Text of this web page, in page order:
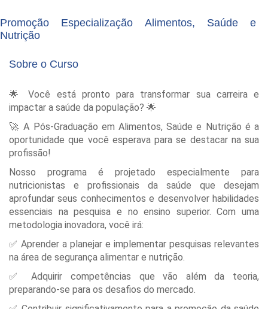
Promoção Especialização Alimentos, Saúde e
Nutrição
Sobre o Curso
🌟 Você está pronto para transformar sua carreira e
impactar a saúde da população? 🌟
🚀 A Pós-Graduação em Alimentos, Saúde e Nutrição é a
oportunidade que você esperava para se destacar na sua
profissão!
Nosso programa é projetado especialmente para
nutricionistas e profissionais da saúde que desejam
aprofundar seus conhecimentos e desenvolver habilidades
essenciais na pesquisa e no ensino superior. Com uma
metodologia inovadora, você irá:
✅ Aprender a planejar e implementar pesquisas relevantes
na área de segurança alimentar e nutrição.
✅ Adquirir competências que vão além da teoria,
preparando-se para os desafios do mercado.